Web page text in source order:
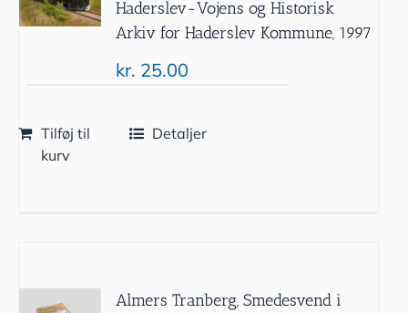
Haderslev-Vojens og Historisk
Arkiv for Haderslev Kommune, 1997
kr. 25.00
Tilføj til
kurv
Detaljer
Almers Tranberg, Smedesvend i